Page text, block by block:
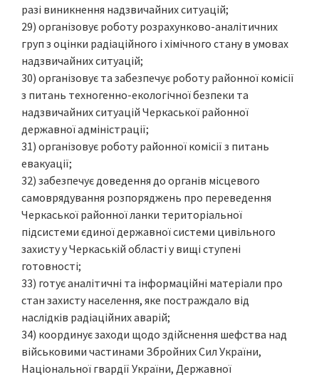
разі виникнення надзвичайних ситуацій;
29) організовує роботу розрахунково-аналітичних
груп з оцінки радіаційного і хімічного стану в умовах
надзвичайних ситуацій;
30) організовує та забезпечує роботу районної комісії
з питань техногенно-екологічної безпеки та
надзвичайних ситуацій Черкаської районної
державної адміністрації;
31) організовує роботу районної комісії з питань
евакуації;
32) забезпечує доведення до органів місцевого
самоврядування розпоряджень про переведення
Черкаської районної ланки територіальної
підсистеми єдиної державної системи цивільного
захисту у Черкаській області у вищі ступені
готовності;
33) готує аналітичні та інформаційні матеріали про
стан захисту населення, яке постраждало від
наслідків радіаційних аварій;
34) координує заходи щодо здійснення шефства над
військовими частинами Збройних Сил України,
Національної гвардії України, Державної